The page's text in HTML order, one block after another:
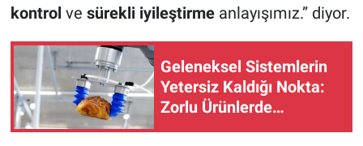
kontrol ve sürekli iyileştirmeanlayışımız.” diyor.
Geleneksel Sistemlerin
Yetersiz Kaldığı Nokta:
Zorlu Ürünlerde
Kusursuz Kavrama